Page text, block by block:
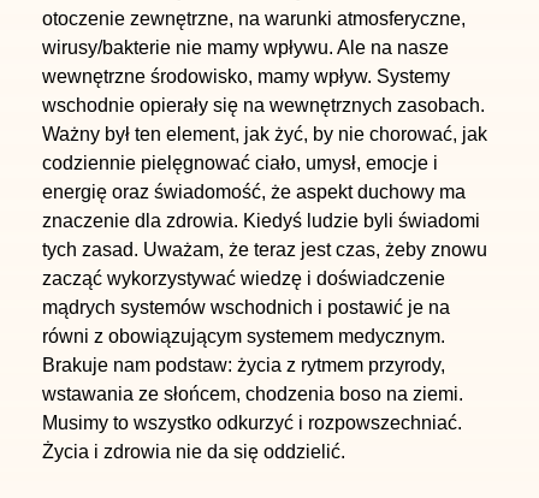
otoczenie zewnętrzne, na warunki atmosferyczne,
wirusy/bakterie nie mamy wpływu. Ale na nasze
wewnętrzne środowisko, mamy wpływ. Systemy
wschodnie opierały się na wewnętrznych zasobach.
Ważny był ten element, jak żyć, by nie chorować, jak
codziennie pielęgnować ciało, umysł, emocje i
energię oraz świadomość, że aspekt duchowy ma
znaczenie dla zdrowia. Kiedyś ludzie byli świadomi
tych zasad. Uważam, że teraz jest czas, żeby znowu
zacząć wykorzystywać wiedzę i doświadczenie
mądrych systemów wschodnich i postawić je na
równi z obowiązującym systemem medycznym.
Brakuje nam podstaw: życia z rytmem przyrody,
wstawania ze słońcem, chodzenia boso na ziemi.
Musimy to wszystko odkurzyć i rozpowszechniać.
Życia i zdrowia nie da się oddzielić.